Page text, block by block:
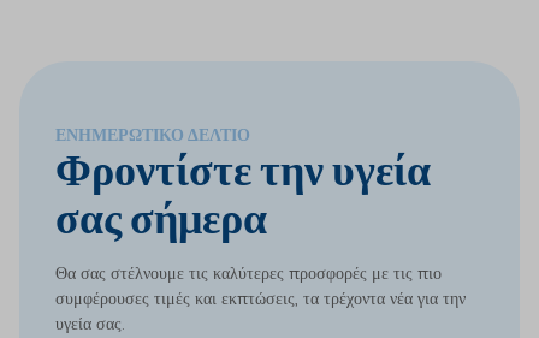
ΕΝΗΜΕΡΩΤΙΚΌ ΔΕΛΤΊΟ
Φροντίστε την υγεία
σας σήμερα
Θα σας στέλνουμε τις καλύτερες προσφορές με τις πιο
συμφέρουσες τιμές και εκπτώσεις, τα τρέχοντα νέα για την
υγεία σας.